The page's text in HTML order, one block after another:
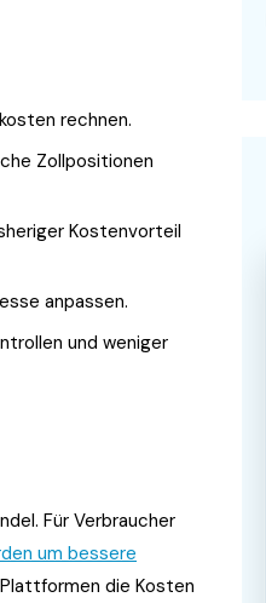
rechnen.
Zollpositionen
Kostenvorteil
anpassen.
und weniger
Für Verbraucher
um bessere
die Kosten